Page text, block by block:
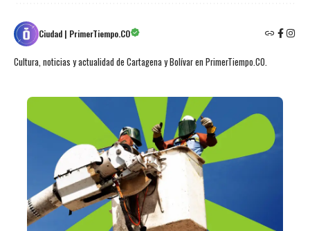
Ciudad | PrimerTiempo.CO
Cultura, noticias y actualidad de Cartagena y Bolívar en PrimerTiempo.CO.